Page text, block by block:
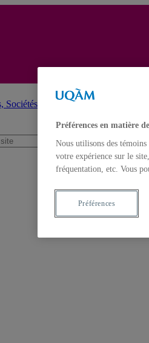
Sociétés « Candor About
Idées, SociétésPréférences en matière
Nous utilisons des
votre expérience sur le
fréquentation, etc. Vous
Préférences